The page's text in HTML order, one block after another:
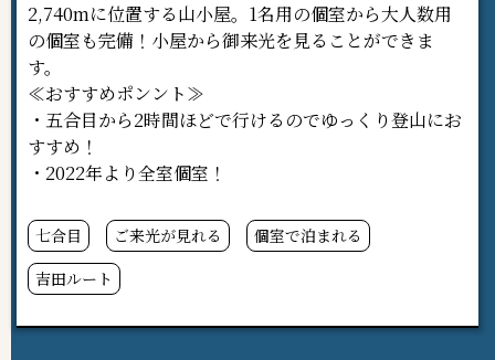
2,740mに位置する山小屋。1名用の個室から大人数用
の個室も完備！小屋から御来光を見ることができま
す。
≪おすすめポンント≫
・五合目から2時間ほどで行けるのでゆっくり登山にお
すすめ！
・2022年より全室個室！
七合目 ご来光が見れる
個室で泊まれる
吉田ルート